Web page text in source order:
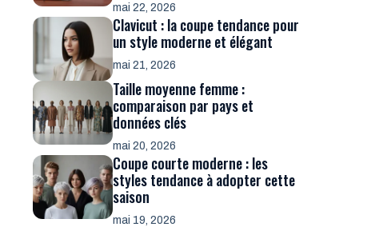
mai 22, 2026
Clavicut : la coupe tendance pour
un style moderne et élégant
mai 21, 2026
Taille moyenne femme :
comparaison par pays et
données clés
mai 20, 2026
Coupe courte moderne : les
styles tendance à adopter cette
saison
mai 19, 2026